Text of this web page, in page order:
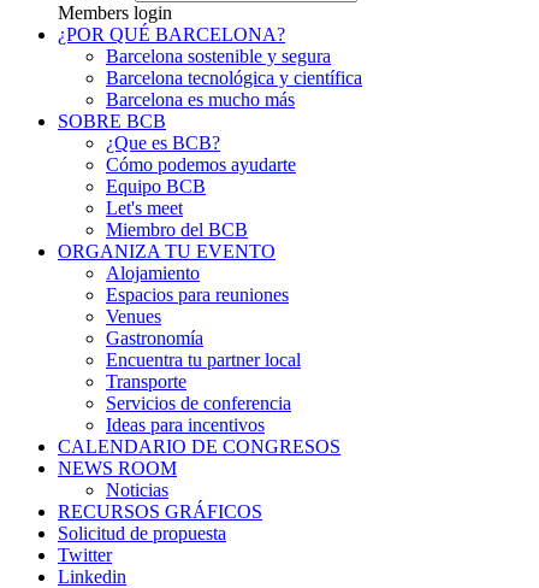
Members login
¿POR QUÉ BARCELONA?
Barcelona sostenible y segura
Barcelona tecnológica y científica
Barcelona es mucho más
SOBRE BCB
¿Que es BCB?
Cómo podemos ayudarte
Equipo BCB
Let's meet
Miembro del BCB
ORGANIZA TU EVENTO
Alojamiento
Espacios para reuniones
Venues
Gastronomía
Encuentra tu partner local
Transporte
Servicios de conferencia
Ideas para incentivos
CALENDARIO DE CONGRESOS
NEWS ROOM
Noticias
RECURSOS GRÁFICOS
Solicitud de propuesta
Twitter
Linkedin